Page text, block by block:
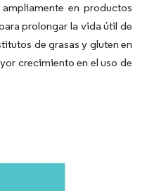
en productos
prolongar la vida útil de
de grasas y gluten en
crecimiento en el uso de